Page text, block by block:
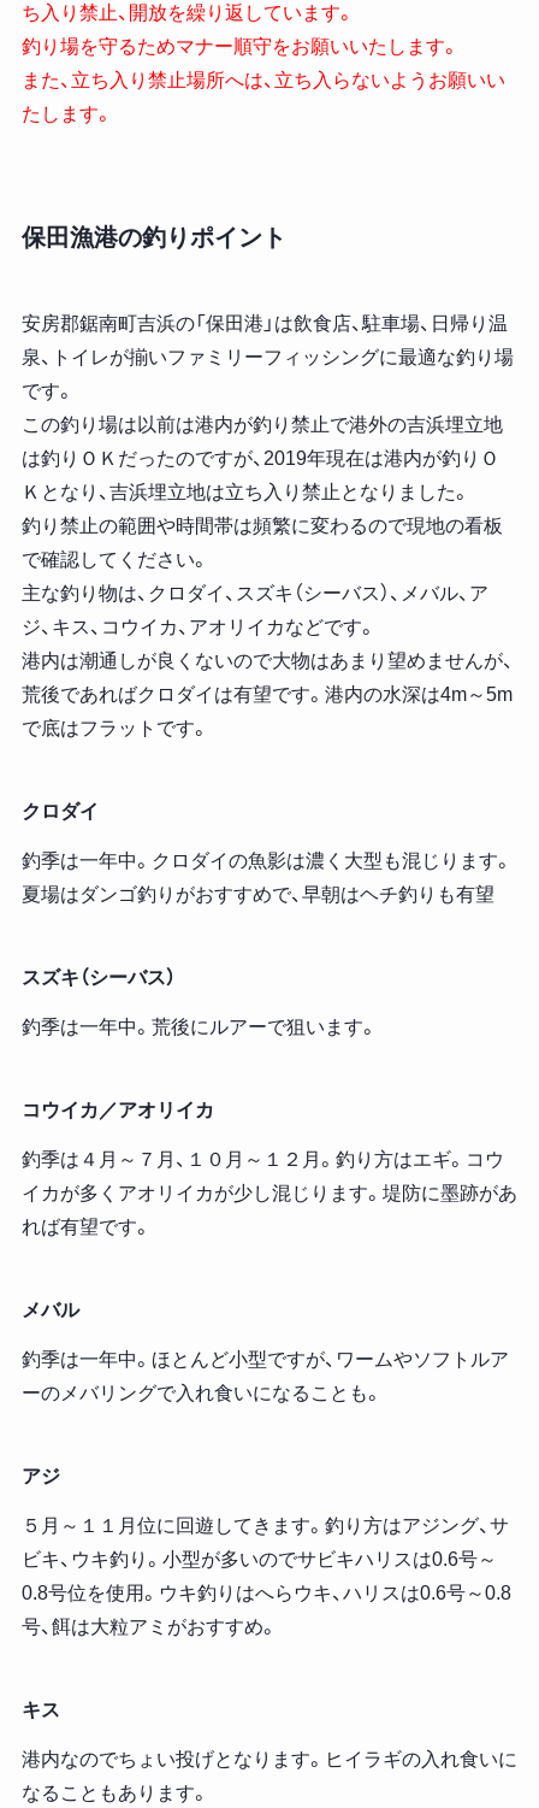
ち入り禁止、開放を繰り返しています。
釣り場を守るためマナー順守をお願いいたします。
また、立ち入り禁止場所へは、立ち入らないようお願いい
たします。
保田漁港の釣りポイント
安房郡鋸南町吉浜の「保田港」 は飲食店、駐車場、日帰り温
泉、トイレが揃いファミリーフィッシングに最適な釣り場
です。
この釣り場は以前は港内が釣り禁止で港外の吉浜埋立地
は釣りＯＫだったのですが、2019年現在は港内が釣りＯ
Ｋとなり、吉浜埋立地は立ち入り禁止となりました。
釣り禁止の範囲や時間帯は頻繁に変わるので現地の看板
で確認してください。
主な釣り物は、クロダイ、スズキ（シーバス）、メバル、ア
ジ、キス、コウイカ、アオリイカなどです。
港内は潮通しが良くないので大物はあまり望めませんが、
荒後であればクロダイは有望です。港内の水深は4m～5m
で底はフラットです。
クロダイ
釣季は一年中。クロダイの魚影は濃く大型も混じります。
夏場はダンゴ釣りがおすすめで、早朝はヘチ釣りも有望
スズキ（シーバス）
釣季は一年中。荒後にルアーで狙います。
コウイカ／アオリイカ
釣季は４月～７月、１０月～１２月。釣り方はエギ。コウ
イカが多くアオリイカが少し混じります。堤防に墨跡があ
れば有望です。
メバル
釣季は一年中。ほとんど小型ですが、ワームやソフトルア
ーのメバリングで入れ食いになることも。
アジ
５月～１１月位に回遊してきます。釣り方はアジング、サ
ビキ、ウキ釣り。小型が多いのでサビキハリスは0.6号～
0.8号位を使用。ウキ釣りはへらウキ、ハリスは0.6号～0.8
号、餌は大粒アミがおすすめ。
キス
港内なのでちょい投げとなります。ヒイラギの入れ食いに
なることもあります。